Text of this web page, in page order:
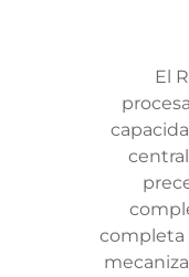
El
completa